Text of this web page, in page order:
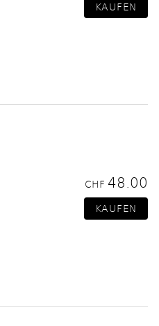
CHF 48.00